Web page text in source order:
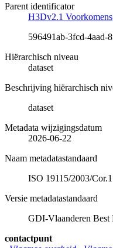
Parent identificator
H3Dv2.1
596491ab-3fcd-4aad-
Hiërarchisch niveau
dataset
Beschrijving hiërarchisch
dataset
Metadata wijzigingsdatum
2026-06-22
Naam metadatastandaard
ISO 19115/2003/
Versie metadatastandaard
GDI-Vlaanderen Best
contactpunt